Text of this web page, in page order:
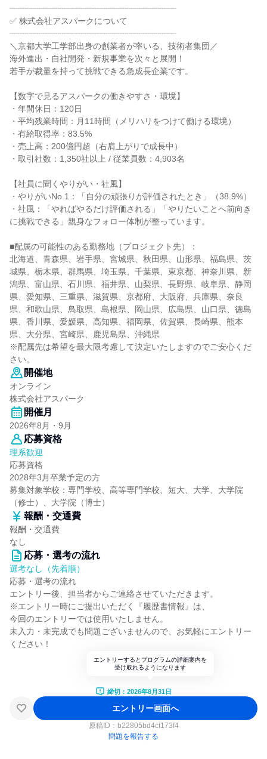
┈┈┈┈┈┈┈┈┈┈┈┈┈┈┈┈┈┈┈┈
✅️ 株式会社アスパークについて
┈┈┈┈┈┈┈┈┈┈┈┈┈┈┈┈┈┈┈┈
＼京都大学工学部出身の創業者が率いる、技術者集団／
海外進出・自社開発・新規事業を次々と展開！
若手が裁量を持って挑戦できる急成長企業です。
【数字で見るアスパークの働きやすさ・環境】
・年間休日：120日
・平均残業時間：月11時間（メリハリをつけて働ける環境）
・有給取得率：83.5%
・売上高：200億円超（右肩上がりで成長中）
・取引社数：1,350社以上 / 従業員数：4,903名
【社員に聞くやりがい・社風】
・やりがいNo.1：「自分の頑張りが評価されたとき」（38.9%）
・社風：「やればやるだけ評価される」「やりたいことへ前向き
に挑戦できる」親身なフォロー体制が整っています。
■配属の可能性のある勤務地（プロジェクト先）：
北海道、青森県、岩手県、宮城県、秋田県、山形県、福島県、茨
城県、栃木県、群馬県、埼玉県、千葉県、東京都、神奈川県、新
潟県、富山県、石川県、福井県、山梨県、長野県、岐阜県、静岡
県、愛知県、三重県、滋賀県、京都府、大阪府、兵庫県、奈良
県、和歌山県、鳥取県、島根県、岡山県、広島県、山口県、徳島
県、香川県、愛媛県、高知県、福岡県、佐賀県、長崎県、熊本
県、大分県、宮崎県、鹿児島県、沖縄県
※配属先は希望を最大限考慮して決定いたしますのでご安心くだ
さい。
開催地
オンライン
株式会社アスパーク
開催月
2026年8月・9月
応募資格
理系歓迎
応募資格
2028年3月卒業予定の方
募集対象学校：専門学校、高等専門学校、短大、大学、大学院
（修士）、大学院（博士）
報酬・交通費
報酬・交通費
なし
応募・選考の流れ
選考なし（先着順）
応募・選考の流れ
エントリー後、担当者からご連絡させていただきます。
※エントリー時にご提出いただく『履歴書情報』は、
今回のエントリーでは使用いたしません。
未入力・未完成でも問題ございませんので、お気軽にエントリー
ください！
エントリーするとプログラムの詳細案内を
受け取れるようになります
締切：2026年8月31日
エントリー画面へ
原稿ID： b22805bd4cf173f4
問題を報告する